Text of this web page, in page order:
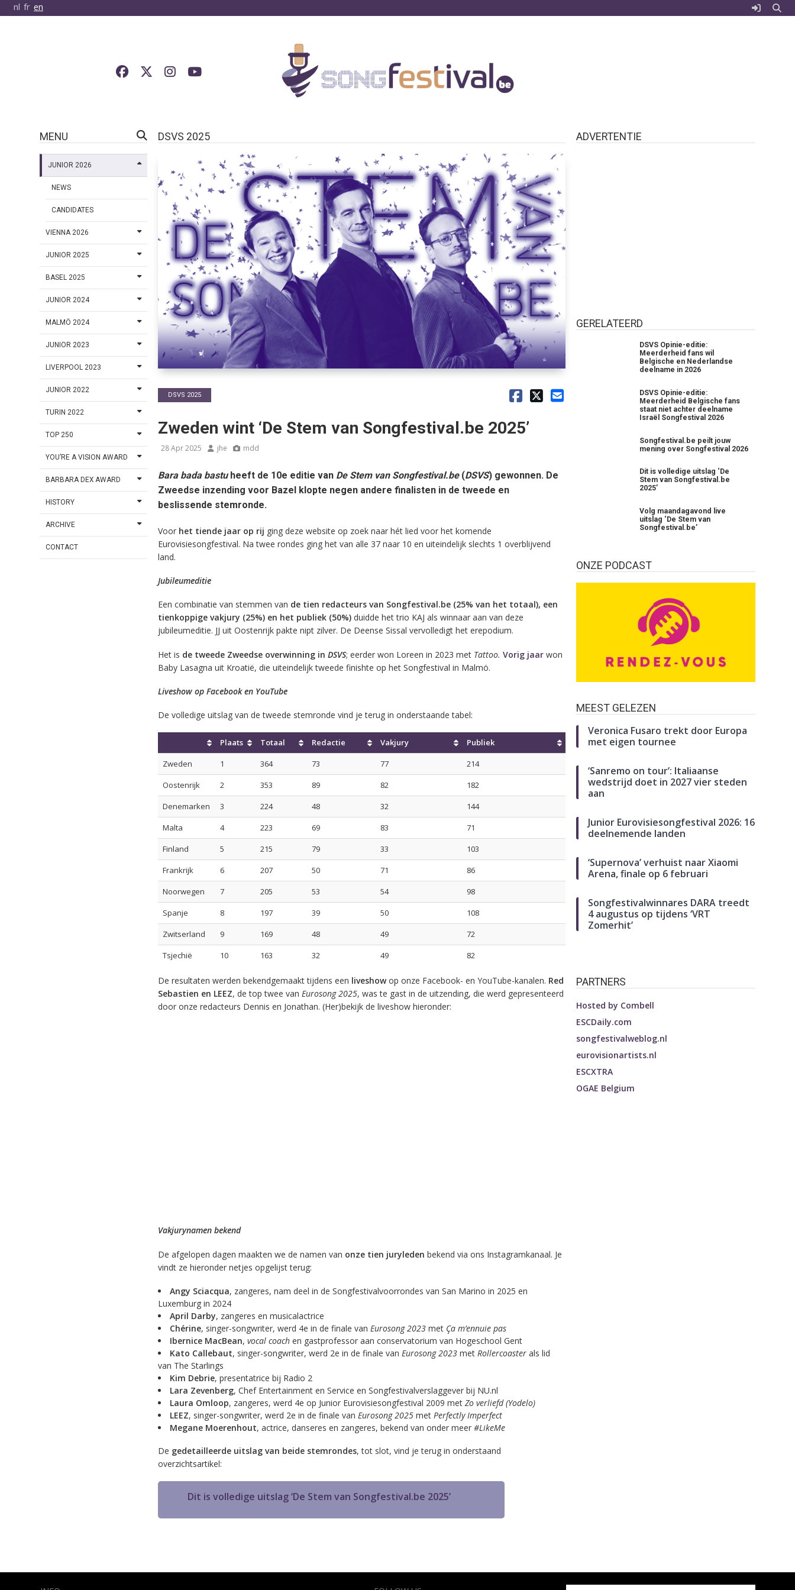
nl fr en
MENU
JUNIOR 2026
NEWS
CANDIDATES
VIENNA 2026
JUNIOR 2025
BASEL 2025
JUNIOR 2024
MALMÖ 2024
JUNIOR 2023
LIVERPOOL 2023
JUNIOR 2022
TURIN 2022
TOP 250
YOU’RE A VISION AWARD
BARBARA DEX AWARD
HISTORY
ARCHIVE
CONTACT
DSVS 2025
DSVS 2025
Zweden wint ‘De Stem van Songfestival.be 2025’
28 Apr 2025 jhe mdd
Bara bada bastu heeft de 10e editie van De Stem van Songfestival.be (DSVS) gewonnen. De
Zweedse inzending voor Bazel klopte negen andere finalisten in de tweede en
beslissende stemronde.
Voor het tiende jaar op rij ging deze website op zoek naar hét lied voor het komende
Eurovisiesongfestival. Na twee rondes ging het van alle 37 naar 10 en uiteindelijk slechts 1 overblijvend
land.
Jubileumeditie
Een combinatie van stemmen van de tien redacteurs van Songfestival.be (25% van het totaal), een
tienkoppige vakjury (25%) en het publiek (50%)duidde het trio KAJ als winnaar aan van deze
jubileumeditie. JJ uit Oostenrijk pakte nipt zilver. De Deense Sissal vervolledigt het erepodium.
Het is de tweede Zweedse overwinning in DSVS; eerder won Loreen in 2023 met Tattoo. Vorig jaarwon
Baby Lasagna uit Kroatië, die uiteindelijk tweede finishte op het Songfestival in Malmö.
Liveshow op Facebook en YouTube
De volledige uitslag van de tweede stemronde vind je terug in onderstaande tabel:
Plaats Totaal Redactie Vakjury
Publiek
Zweden
1 364 73 77
214
Oostenrijk
2 353 89 82
182
Denemarken
3 224 48 32
144
Malta
4 223 69 83
71
Finland
5 215 79 33
103
Frankrijk
6 207 50 71
86
Noorwegen
7 205 53 54
98
Spanje
8 197 39 50
108
Zwitserland
9 169 48 49
72
Tsjechië
10 163 32 49 82
De resultaten werden bekendgemaakt tijdens een liveshowop onze Facebook- en YouTube-kanalen. Red
Sebastien en LEEZ, de top twee van Eurosong 2025, was te gast in de uitzending, die werd gepresenteerd
door onze redacteurs Dennis en Jonathan. (Her)bekijk de liveshow hieronder:
Vakjurynamen bekend
De afgelopen dagen maakten we de namen van onze tien juryleden bekend via ons Instagramkanaal. Je
vindt ze hieronder netjes opgelijst terug:
Angy Sciacqua, zangeres, nam deel in de Songfestivalvoorrondes van San Marino in 2025 en
Luxemburg in 2024
April Darby, zangeres en musicalactrice
Chérine, singer-songwriter, werd 4e in de finale van Eurosong 2023 met Ça m’ennuie pas
Ibernice MacBean, vocal coachen gastprofessor aan conservatorium van Hogeschool Gent
Kato Callebaut, singer-songwriter, werd 2e in de finale van Eurosong 2023 met Rollercoasterals lid
van The Starlings
Kim Debrie, presentatrice bij Radio 2
Lara Zevenberg, Chef Entertainment en Service en Songfestivalverslaggever bij NU.nl
Laura Omloop, zangeres, werd 4e op Junior Eurovisiesongfestival 2009 met Zo verliefd (Yodelo)
LEEZ, singer-songwriter, werd 2e in de finale van Eurosong 2025 met Perfectly Imperfect
Megane Moerenhout, actrice, danseres en zangeres, bekend van onder meer #LikeMe
De gedetailleerde uitslag van beide stemrondes, tot slot, vind je terug in onderstaand
overzichtsartikel:
Dit is volledige uitslag ‘De Stem van Songfestival.be 2025’
ADVERTENTIE
GERELATEERD
DSVS Opinie-editie:
Meerderheid fans wil
Belgische en Nederlandse
deelname in 2026
DSVS Opinie-editie:
Meerderheid Belgische fans
staat niet achter deelname
Israël Songfestival 2026
Songfestival.be peilt jouw
mening over Songfestival 2026
Dit is volledige uitslag ‘De
Stem van Songfestival.be
2025’
Volg maandagavond live
uitslag ‘De Stem van
Songfestival.be’
ONZE PODCAST
MEEST GELEZEN
Veronica Fusaro trekt door Europa
met eigen tournee
‘Sanremo on tour’: Italiaanse
wedstrijd doet in 2027 vier steden
aan
Junior Eurovisiesongfestival 2026: 16
deelnemende landen
‘Supernova’ verhuist naar Xiaomi
Arena, finale op 6 februari
Songfestivalwinnares DARA treedt
4 augustus op tijdens ‘VRT
Zomerhit’
PARTNERS
Hosted by Combell
ESCDaily.com
songfestivalweblog.nl
eurovisionartists.nl
ESCXTRA
OGAE Belgium